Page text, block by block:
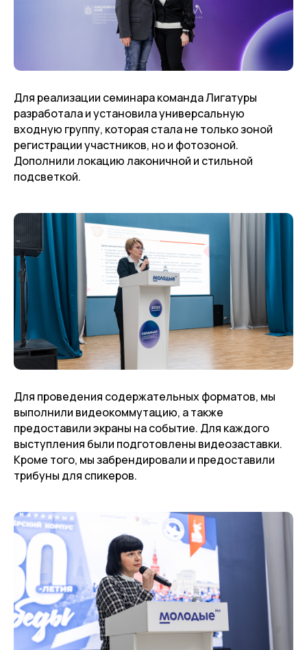
Для реализации семинара команда Лигатуры
разработала и установила универсальную
входную группу, которая стала не только зоной
регистрации участников, но и фотозоной.
Дополнили локацию лаконичной и стильной
подсветкой.
Для проведения содержательных форматов, мы
выполнили видеокоммутацию, а также
предоставили экраны на событие. Для каждого
выступления были подготовлены видеозаставки.
Кроме того, мы забрендировали и предоставили
трибуны для спикеров.